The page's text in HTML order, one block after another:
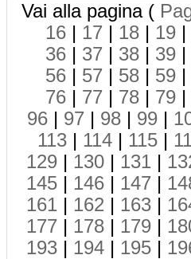
Vai alla pagina (
16 | 17 | 18 | 19 |
36 | 37 | 38 | 39 |
56 | 57 | 58 | 59 |
76 | 77 | 78 | 79 |
96 | 97 | 98 | 99 |
113 | 114 | 115 |
129 | 130 | 131 |
145 | 146 | 147 |
161 | 162 | 163 |
177 | 178 | 179 |
193 | 194 | 195 |